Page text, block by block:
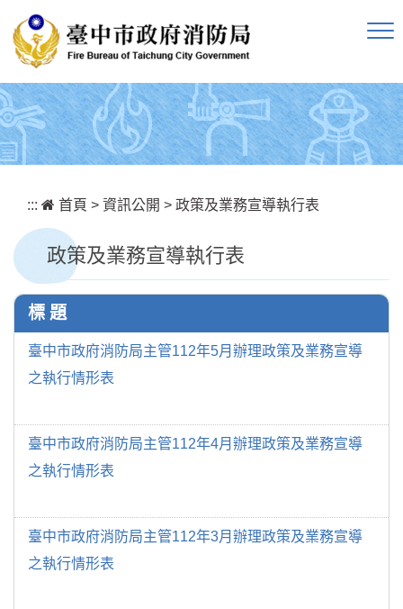
::: 首頁 > 資訊公開 > 政策及業務宣導執行表
政策及業務宣導執行表
標 題
臺中市政府消防局主管112年5月辦理政策及業務宣導
之執行情形表
臺中市政府消防局主管112年4月辦理政策及業務宣導
之執行情形表
臺中市政府消防局主管112年3月辦理政策及業務宣導
之執行情形表